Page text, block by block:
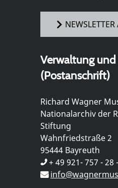
Verwaltung
(Postanschrift)
Richard Wagner
Nationalarchiv der
Stiftung
Wahnfriedstraße 2
95444 Bayreuth
+ 49 921- 757 - 28